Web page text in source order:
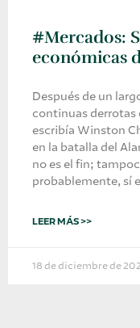
#Mercados:
económicas
Después de un
continuas derrotas
escribía Winston
en la batalla del
no es el fin;
probablemente, sí
LEER MÁS >>
18 de diciembre de